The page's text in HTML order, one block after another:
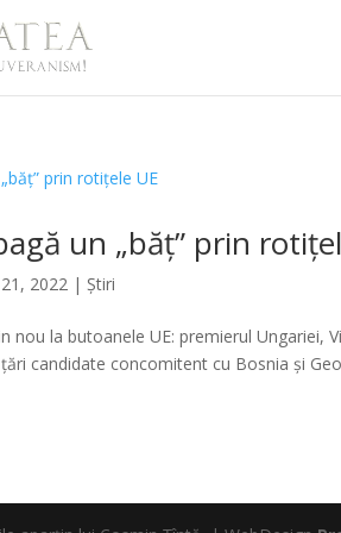
un „băț” prin
21, 2022 |Știri
nou la butoanele UE: premierul Ungariei,
candidate concomitent cu Bosnia și